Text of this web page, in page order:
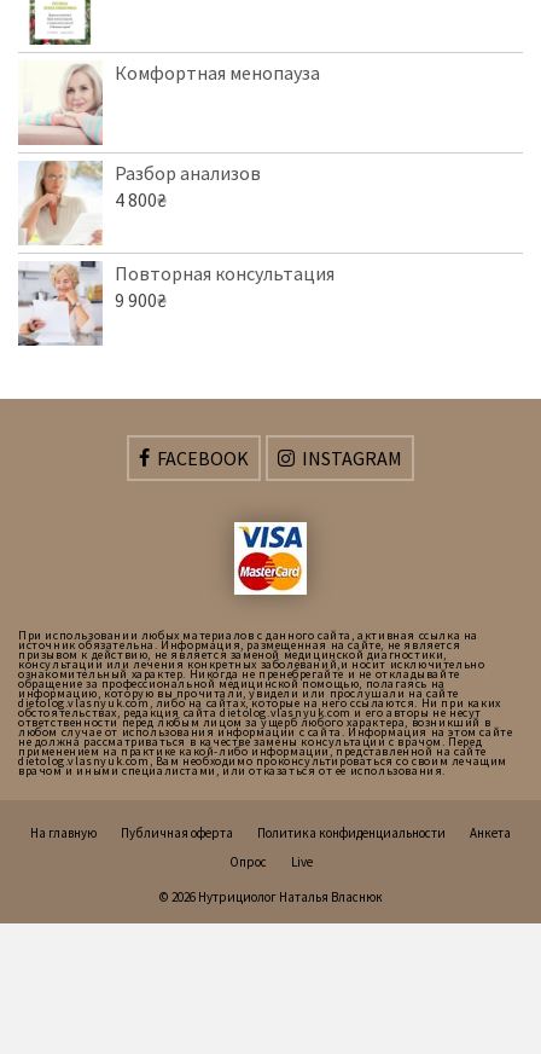
Комфортная менопауза
Разбор анализов
4 800₴
Повторная консультация
9 900₴
FACEBOOK INSTAGRAM
При использовании любых материалов с данного сайта, активная ссылка на
источник обязательна. Информация, размещенная на сайте, не является
призывом к действию, не является заменой медицинской диагностики,
консультации или лечения конкретных заболеваний,и носит исключительно
ознакомительный характер. Никогда не пренебрегайте и не откладывайте
обращение за профессиональной медицинской помощью, полагаясь на
информацию, которую вы прочитали, увидели или прослушали на сайте
dietolog.vlasnyuk.com, либо на сайтах, которые на него ссылаются. Ни при каких
обстоятельствах, редакция сайта dietolog.vlasnyuk.com и его авторы не несут
ответственности перед любым лицом за ущерб любого характера, возникший в
любом случае от использования информации с сайта. Информация на этом сайте
не должна рассматриваться в качестве замены консультации с врачом. Перед
применением на практике какой-либо информации, представленной на сайте
dietolog.vlasnyuk.com, Вам необходимо проконсультироваться со своим лечащим
врачом и иными специалистами, или отказаться от ее использования.
На главную Публичная оферта Политика конфиденциальности
Анкета
Опрос
Live
© 2026 Нутрициолог Наталья Власнюк